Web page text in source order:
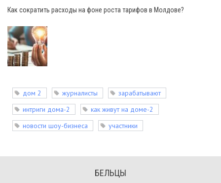
Как сократить расходы на фоне роста тарифов в Молдове?
дом 2 журналисты
зарабатывают
интриги дома-2
как живут на доме-2
новости шоу-бизнеса
участники
БЕЛЬЦЫ